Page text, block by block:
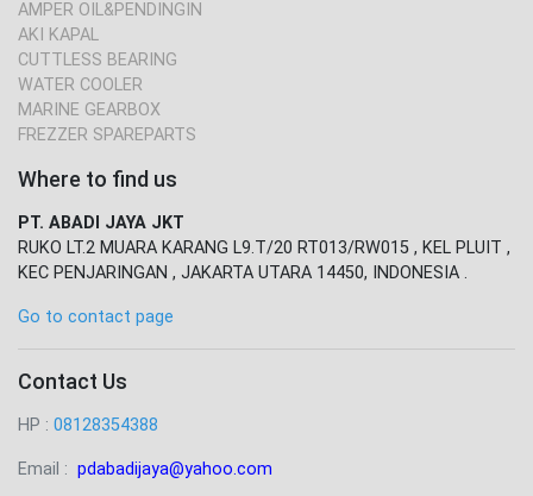
AMPER OIL&PENDINGIN
AKI KAPAL
CUTTLESS BEARING
WATER COOLER
MARINE GEARBOX
FREZZER SPAREPARTS
Where to find us
PT. ABADI JAYA JKT
RUKO LT.2 MUARA KARANG L9.T/20 RT013/RW015 , KEL PLUIT ,
KEC PENJARINGAN , JAKARTA UTARA 14450, INDONESIA .
Go to contact page
Contact Us
HP : 08128354388
Email : pdabadijaya@yahoo.com